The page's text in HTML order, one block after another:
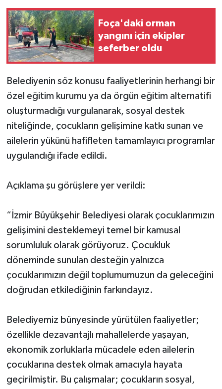
Foça'daki orman
yangını için ekipler
seferber oldu
Belediyenin söz konusu faaliyetlerinin herhangi bir
özel eğitim kurumu ya da örgün eğitim alternatifi
oluşturmadığı vurgulanarak, sosyal destek
niteliğinde, çocukların gelişimine katkı sunan ve
ailelerin yükünü hafifleten tamamlayıcı programlar
uygulandığı ifade edildi.
Açıklama şu görüşlere yer verildi:
“İzmir Büyükşehir Belediyesi olarak çocuklarımızın
gelişimini desteklemeyi temel bir kamusal
sorumluluk olarak görüyoruz. Çocukluk
döneminde sunulan desteğin yalnızca
çocuklarımızın değil toplumumuzun da geleceğini
doğrudan etkilediğinin farkındayız.
Belediyemiz bünyesinde yürütülen faaliyetler;
özellikle dezavantajlı mahallelerde yaşayan,
ekonomik zorluklarla mücadele eden ailelerin
çocuklarına destek olmak amacıyla hayata
geçirilmiştir. Bu çalışmalar; çocukların sosyal,